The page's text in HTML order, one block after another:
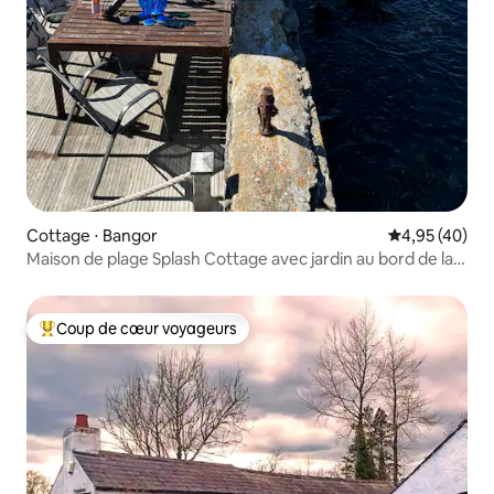
Cottage ⋅ Bangor Évaluation
4,95 (40)
Maison de plage Splash Cottage avec jardin au bord de la
Coups de cœur voyageurs les plus appréciés
Coup de cœur voyageurs